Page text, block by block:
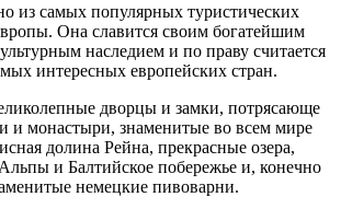
из самых популярных туристических
Она славится своим богатейшим
наследием и по праву считается
интересных европейских стран.
дворцы и замки, потрясающе
и монастыри, знаменитые во всем мире
долина Рейна, прекрасные озера,
и Балтийское побережье и, конечно
немецкие пивоварни.